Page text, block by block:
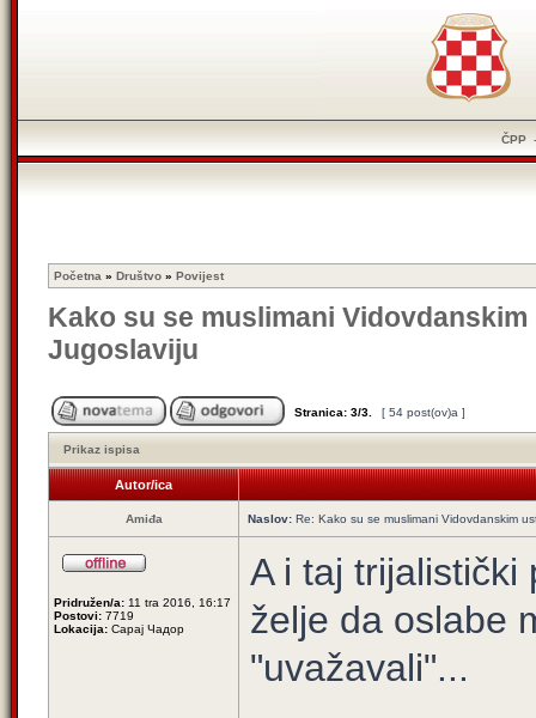
ČPP
Početna » Društvo » Povijest
Kako su se muslimani
Jugoslaviju
Stranica: 3/3 [ 54 post(ov)a ]
Prikaz ispisa
Autor/ica
Amiđa Naslov: Re: Kako su se muslimani Vidovdanskim
Pridružen/a: 11 tra 2016, 16:17
Postovi: 7719
Lokacija: Сарај Чадор
A i taj trijalistički
želje da oslabe
"uvažavali"...